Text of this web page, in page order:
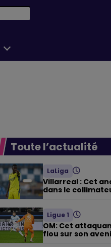
Toute l’actualité
LaLiga
Villarreal : Cet
dans le
Ligue 1
OM: Cet
flou sur son